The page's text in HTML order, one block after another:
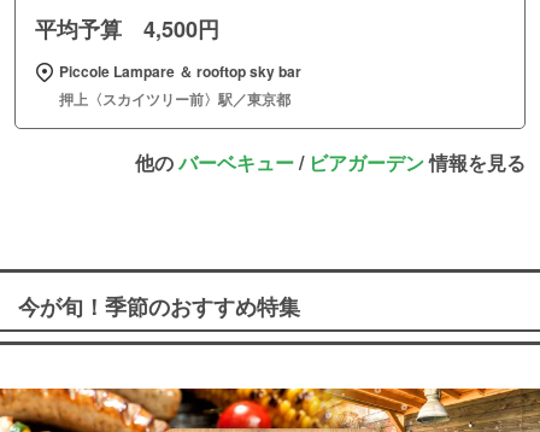
平均予算 4,500円
Piccole Lampare ＆ rooftop sky bar
押上〈スカイツリー前〉駅／東京都
他のバーベキュー/ ビアガーデン情報を見る
今が旬！季節のおすすめ特集